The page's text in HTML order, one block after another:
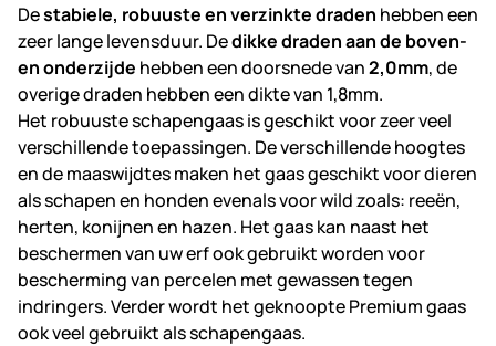
Destabiele, robuuste en verzinkte draden hebben een
zeer lange levensduur. Dedikke draden aan de boven-
en onderzijde hebben een doorsnede van2,0mm, de
overige draden hebben een dikte van 1,8mm.
Het robuuste schapengaas is geschikt voor zeer veel
verschillende toepassingen. De verschillende hoogtes
en de maaswijdtes maken het gaas geschikt voor dieren
als schapen en honden evenals voor wild zoals: reeën,
herten, konijnen en hazen. Het gaas kan naast het
beschermen van uw erf ook gebruikt worden voor
bescherming van percelen met gewassen tegen
indringers. Verder wordt het geknoopte Premium gaas
ook veel gebruikt als schapengaas.